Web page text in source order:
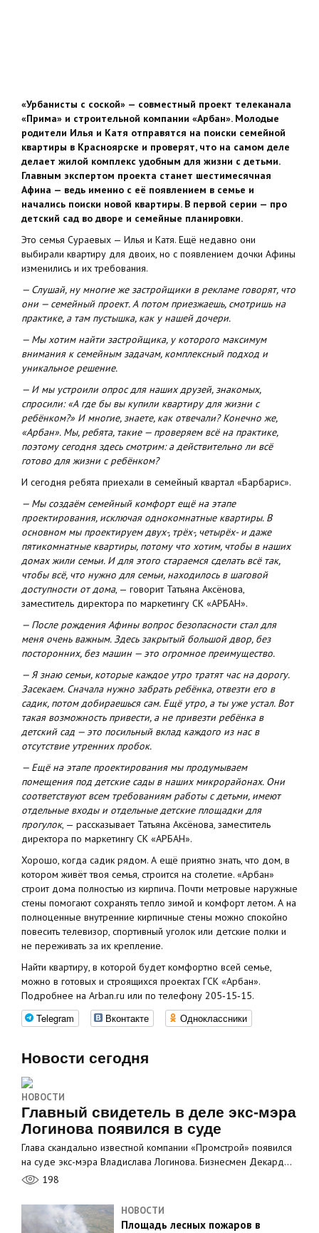
«Урбанисты с соской» — совместный проект телеканала
«Прима» и строительной компании «Арбан». Молодые
родители Илья и Катя отправятся на поиски семейной
квартиры в Красноярске и проверят, что на самом деле
делает жилой комплекс удобным для жизни с детьми.
Главным экспертом проекта станет шестимесячная
Афина — ведь именно с её появлением в семье и
начались поиски новой квартиры. В первой серии — про
детский сад во дворе и семейные планировки.
Это семья Сураевых — Илья и Катя. Ещё недавно они
выбирали квартиру для двоих, но с появлением дочки Афины
изменились и их требования.
— Слушай, ну многие же застройщики в рекламе говорят, что
они — семейный проект. А потом приезжаешь, смотришь на
практике, а там пустышка, как у нашей дочери.
— Мы хотим найти застройщика, у которого максимум
внимания к семейным задачам, комплексный подход и
уникальное решение.
— И мы устроили опрос для наших друзей, знакомых,
спросили: «А где бы вы купили квартиру для жизни с
ребёнком?» И многие, знаете, как отвечали? Конечно же,
«Арбан». Мы, ребята, такие — проверяем всё на практике,
поэтому сегодня здесь смотрим: а действительно ли всё
готово для жизни с ребёнком?
И сегодня ребята приехали в семейный квартал «Барбарис».
— Мы создаём семейный комфорт ещё на этапе
проектирования, исключая однокомнатные квартиры. В
основном мы проектируем двух-, трёх-, четырёх- и даже
пятикомнатные квартиры, потому что хотим, чтобы в наших
домах жили семьи. И для этого стараемся сделать всё так,
чтобы всё, что нужно для семьи, находилось в шаговой
доступности от дома, — говорит Татьяна Аксёнова,
заместитель директора по маркетингу СК «АРБАН».
— После рождения Афины вопрос безопасности стал для
меня очень важным. Здесь закрытый большой двор, без
посторонних, без машин — это огромное преимущество.
— Я знаю семьи, которые каждое утро тратят час на дорогу.
Засекаем. Сначала нужно забрать ребёнка, отвезти его в
садик, потом добираешься сам. Ещё утро, а ты уже устал. Вот
такая возможность привести, а не привезти ребёнка в
детский сад — это посильный вклад каждого из нас в
отсутствие утренних пробок.
— Ещё на этапе проектирования мы продумываем
помещения под детские сады в наших микрорайонах. Они
соответствуют всем требованиям работы с детьми, имеют
отдельные входы и отдельные детские площадки для
прогулок, — рассказывает Татьяна Аксёнова, заместитель
директора по маркетингу СК «АРБАН».
Хорошо, когда садик рядом. А ещё приятно знать, что дом, в
котором живёт твоя семья, строится на столетие. «Арбан»
строит дома полностью из кирпича. Почти метровые наружные
стены помогают сохранять тепло зимой и комфорт летом. А на
полноценные внутренние кирпичные стены можно спокойно
повесить телевизор, спортивный уголок или детские полки и
не переживать за их крепление.
Найти квартиру, в которой будет комфортно всей семье,
можно в готовых и строящихся проектах ГСК «Арбан».
Подробнее на Arban.ru или по телефону 205‑15‑15.
Telegram Вконтакте Одноклассники
Новости сегодня
НОВОСТИ
Главный свидетель в деле экс-мэра
Логинова появился в суде
Глава скандально известной компании «Промстрой» появился
на суде экс-мэра Владислава Логинова. Бизнесмен Декард…
198
НОВОСТИ
Площадь лесных пожаров в